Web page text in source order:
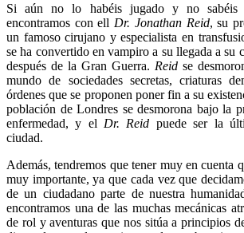
Si aún no lo habéis jugado y no
encontramos con ell Dr. Jonathan Reid, su
un famoso cirujano y especialista en
se ha convertido en vampiro a su llegada a su
después de la Gran Guerra. Reid se
mundo de sociedades secretas, criaturas
órdenes que se proponen poner fin a su
población de Londres se desmorona bajo la
enfermedad, y el Dr. Reid puede ser la
ciudad.
Además, tendremos que tener muy en cuenta
muy importante, ya que cada vez que
de un ciudadano parte de nuestra
encontramos una de las muchas mecánicas
de rol y aventuras que nos sitúa a principios